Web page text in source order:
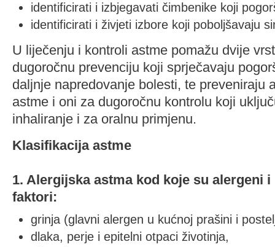
identificirati i izbjegavati čimbenike koji
identificirati i živjeti izbore koji poboljšavaju
U liječenju i kontroli astme pomažu dvije
dugoročnu prevenciju koji sprječavaju
daljnje napredovanje bolesti, te preveniraju
astme i oni za dugoročnu kontrolu koji
inhaliranje i za oralnu primjenu.
Klasifikacija astme
1. Alergijska astma kod koje su alergeni
faktori:
grinja (glavni alergen u kućnoj prašini i
dlaka, perje i epitelni otpaci životinja,